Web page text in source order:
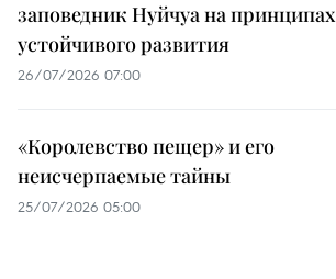
заповедник Нуйчуа на принципах
устойчивого развития
26/07/2026 07:00
«Королевство пещер» и его
неисчерпаемые тайны
25/07/2026 05:00